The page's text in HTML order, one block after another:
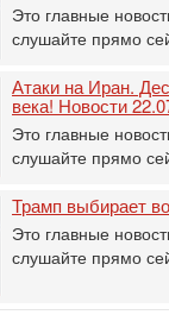
Это главные
слушайте прямо
Атаки на Иран.
века! Новости
Это главные
слушайте прямо
Трамп выбирает
Это главные
слушайте прямо